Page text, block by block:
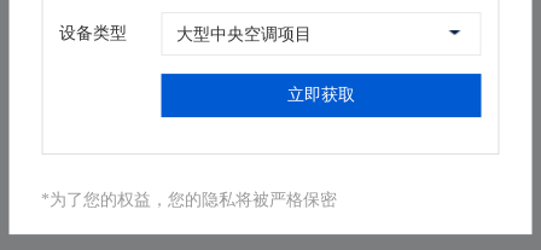
电源设备类型
立即获取
*为了您的权益，您的隐私将被严格保密